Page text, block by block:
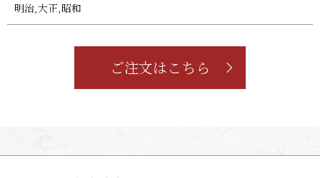
明治,大正,昭和
ご注文はこちら